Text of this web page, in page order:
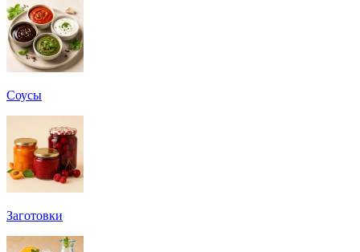
Соусы
Заготовки